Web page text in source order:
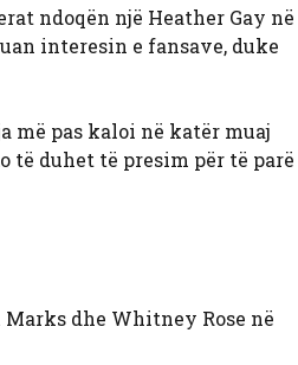
ndoqën një Heather Gay në
interesin e fansave, duke
më pas kaloi në katër muaj
të duhet të presim për të parë
dhe Whitney Rose në